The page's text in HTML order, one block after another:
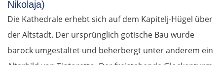
Nikolaja)
Die Kathedrale erhebt sich auf dem Kapitelj-Hügel über
der Altstadt. Der ursprünglich gotische Bau wurde
barock umgestaltet und beherbergt unter anderem ein